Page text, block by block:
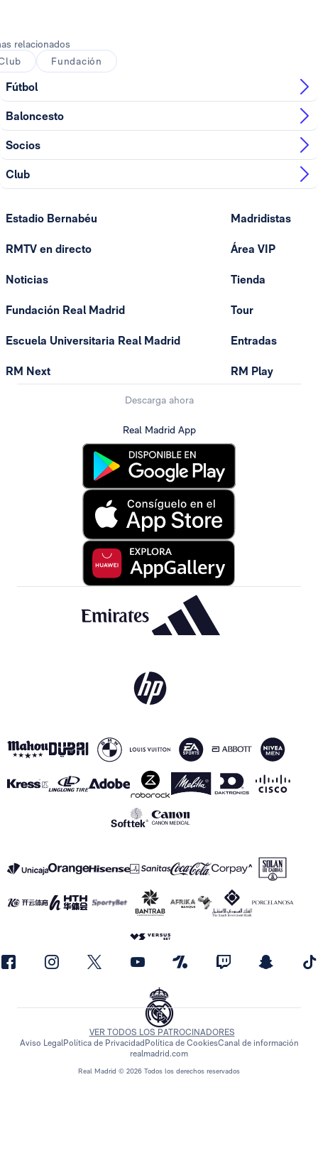
relacionados
Fundación
Fútbol
Baloncesto
Socios
Club
Estadio Bernabéu
RMTV en directo
Noticias
Fundación Real Madrid
Escuela Universitaria Real Madrid
RM Next
Madridistas
Área VIP
Tienda
Tour
Entradas
RM Play
Descarga ahora
Real Madrid App
Real Madrid © 2026 Todos los derechos reservados
VER TODOS LOS PATROCINADORES
Aviso LegalPolítica de Privacidad Política de CookiesCanal de información
realmadrid.com